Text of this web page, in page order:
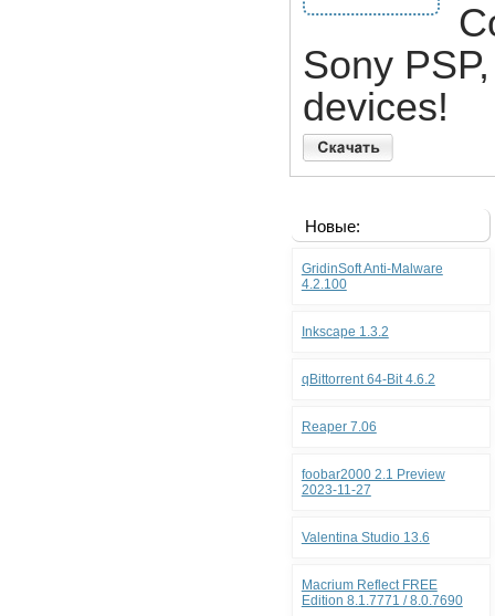
Sony
devices!
Новые:
GridinSoft Anti-Malware
4.2.100
Inkscape 1.3.2
qBittorrent 64-Bit 4.6.2
Reaper 7.06
foobar2000 2.1 Preview
2023-11-27
Valentina Studio 13.6
Macrium Reflect FREE
Edition 8.1.7771 / 8.0.7690